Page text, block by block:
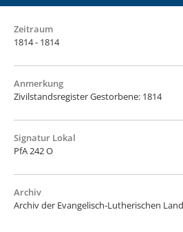
Zeitraum
1814 - 1814
Anmerkung
Zivilstandsregister Gestorbene: 1814
Signatur Lokal
PfA 242 O
Archiv
Archiv der Evangelisch-Lutherischen